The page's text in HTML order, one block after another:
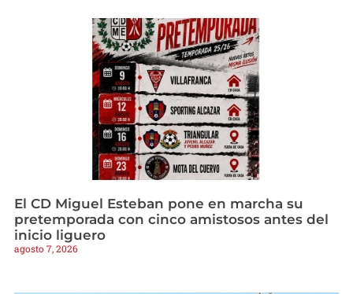
El CD Miguel Esteban pone en marcha su
pretemporada con cinco amistosos antes del
inicio liguero
agosto 7, 2026